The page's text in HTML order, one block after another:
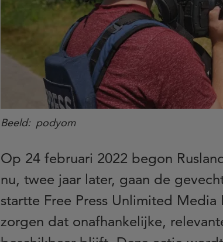
Beeld podyom
Op 24 februari 2022 begon
nu, twee jaar later, gaan de
startte Free Press Unlimited
zorgen dat onafhankelijke,